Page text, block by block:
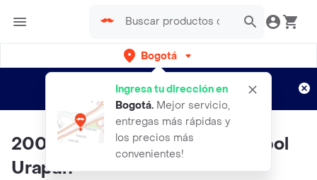
Bogotá
Ingresa tu dirección en
Bogotá. Mejor servicio,
entregas más rápidas y
los precios más
convenientes!
envíos gratis por semanas
Aplican TyC
200 Semillas Orgánicas De Árbol
Urapan